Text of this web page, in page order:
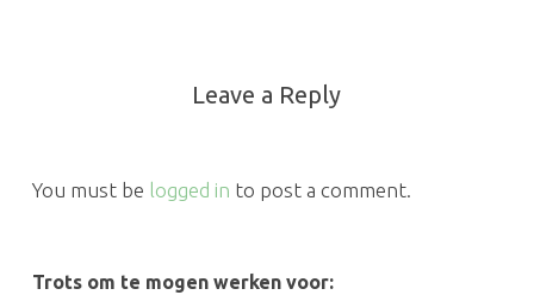
Leave a Reply
You must be logged in to post a comment.
Trots om te mogen werken voor: